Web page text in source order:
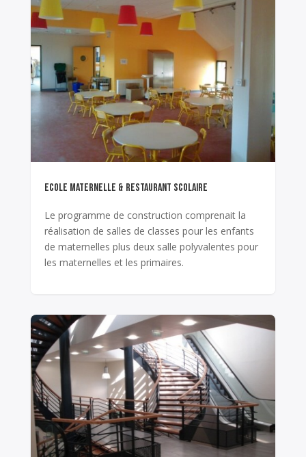
ECOLE MATERNELLE & RESTAURANT SCOLAIRE
Le programme de construction comprenait la
réalisation de salles de classes pour les enfants
de maternelles plus deux salle polyvalentes pour
les maternelles et les primaires.